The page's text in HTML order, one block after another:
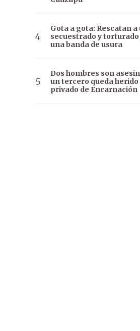
Gota a gota: Rescatan
secuestrado y
una banda de usura
Dos hombres son
un tercero queda
privado de Encarnación